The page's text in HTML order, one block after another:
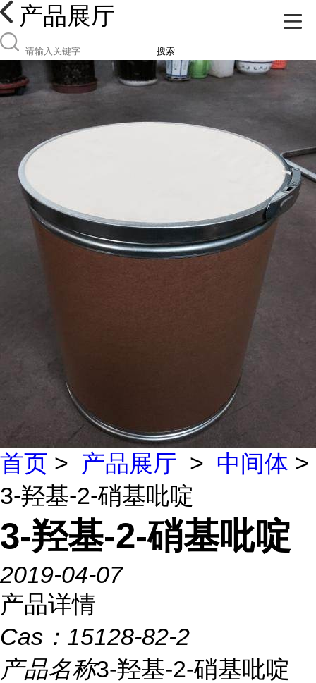
产品展厅
搜索
首页 > 产品展厅 > 中间体 >
3-羟基-2-硝基吡啶
3-羟基-2-硝基吡啶
2019-04-07
产品详情
Cas： 15128-82-2
产品名称3-羟基-2-硝基吡啶